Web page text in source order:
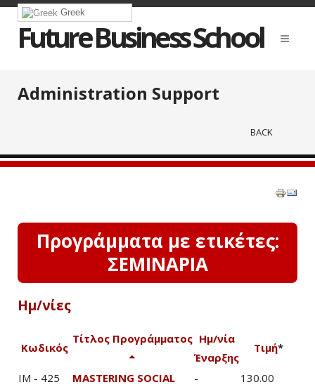
Greek
Future Business School
Administration Support
BACK
Προγράμματα με ετικέτες:
ΣΕΜΙΝΑΡΙΑ
Ημ/νίες
Κωδικός
Τίτλος Προγράμματος Ημ/νία
Έναρξης
Τιμή*
IM - 425
MASTERING SOCIAL
-
130.00